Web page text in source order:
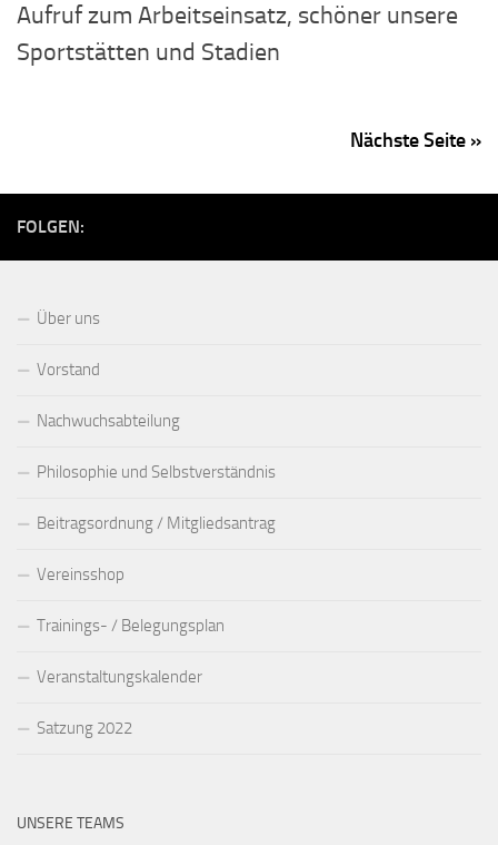
Aufruf zum Arbeitseinsatz, schöner unsere
Sportstätten und Stadien
Nächste Seite »
FOLGEN:
Über uns
Vorstand
Nachwuchsabteilung
Philosophie und Selbstverständnis
Beitragsordnung / Mitgliedsantrag
Vereinsshop
Trainings- / Belegungsplan
Veranstaltungskalender
Satzung 2022
UNSERE TEAMS